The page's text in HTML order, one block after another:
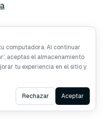
Helm Chart
.
de Milvus en la nube:
Ask AI
computadora. Al continuar
aceptas el almacenamiento
tu experiencia en el sitio y
Rechazar Aceptar